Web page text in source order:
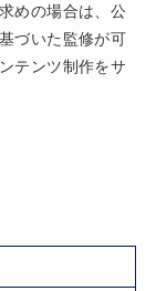
めの場合は、公
づいた監修が可
テンツ制作をサ